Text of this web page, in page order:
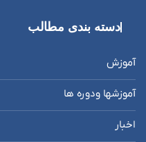
دسته بندی مطالب
آموزش
آموزشها ودوره ها
اخبار